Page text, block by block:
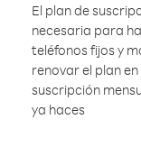
El plan de
necesaria para
teléfonos fijos y
renovar el plan
suscripción
ya haces